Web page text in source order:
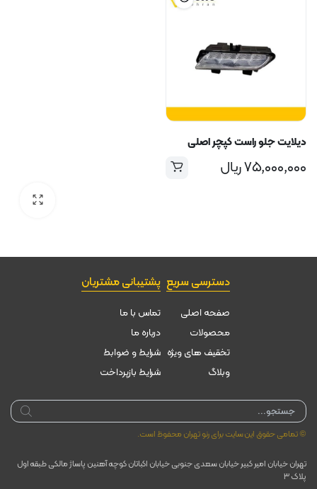
دیلایت جلو راست کپچر اصلی
۷۵,۰۰۰,۰۰۰ریال
دسترسی سریع
صفحه اصلی
محصولات
تخقیف های ویژه
وبلاگ
پشتیبانی مشتریان
تماس با ما
درباره ما
شرایط و ضوابط
شرایط بازپرداخت
Products
search
© تمامی حقوق این سایت برای رنو تهران محفوظ است.
تهران خیابان امیر کبیر خیابان سعدی جنوبی خیابان اکباتان کوچه آهنین پاساژ مالکی طبقه اول
پلاک ۳